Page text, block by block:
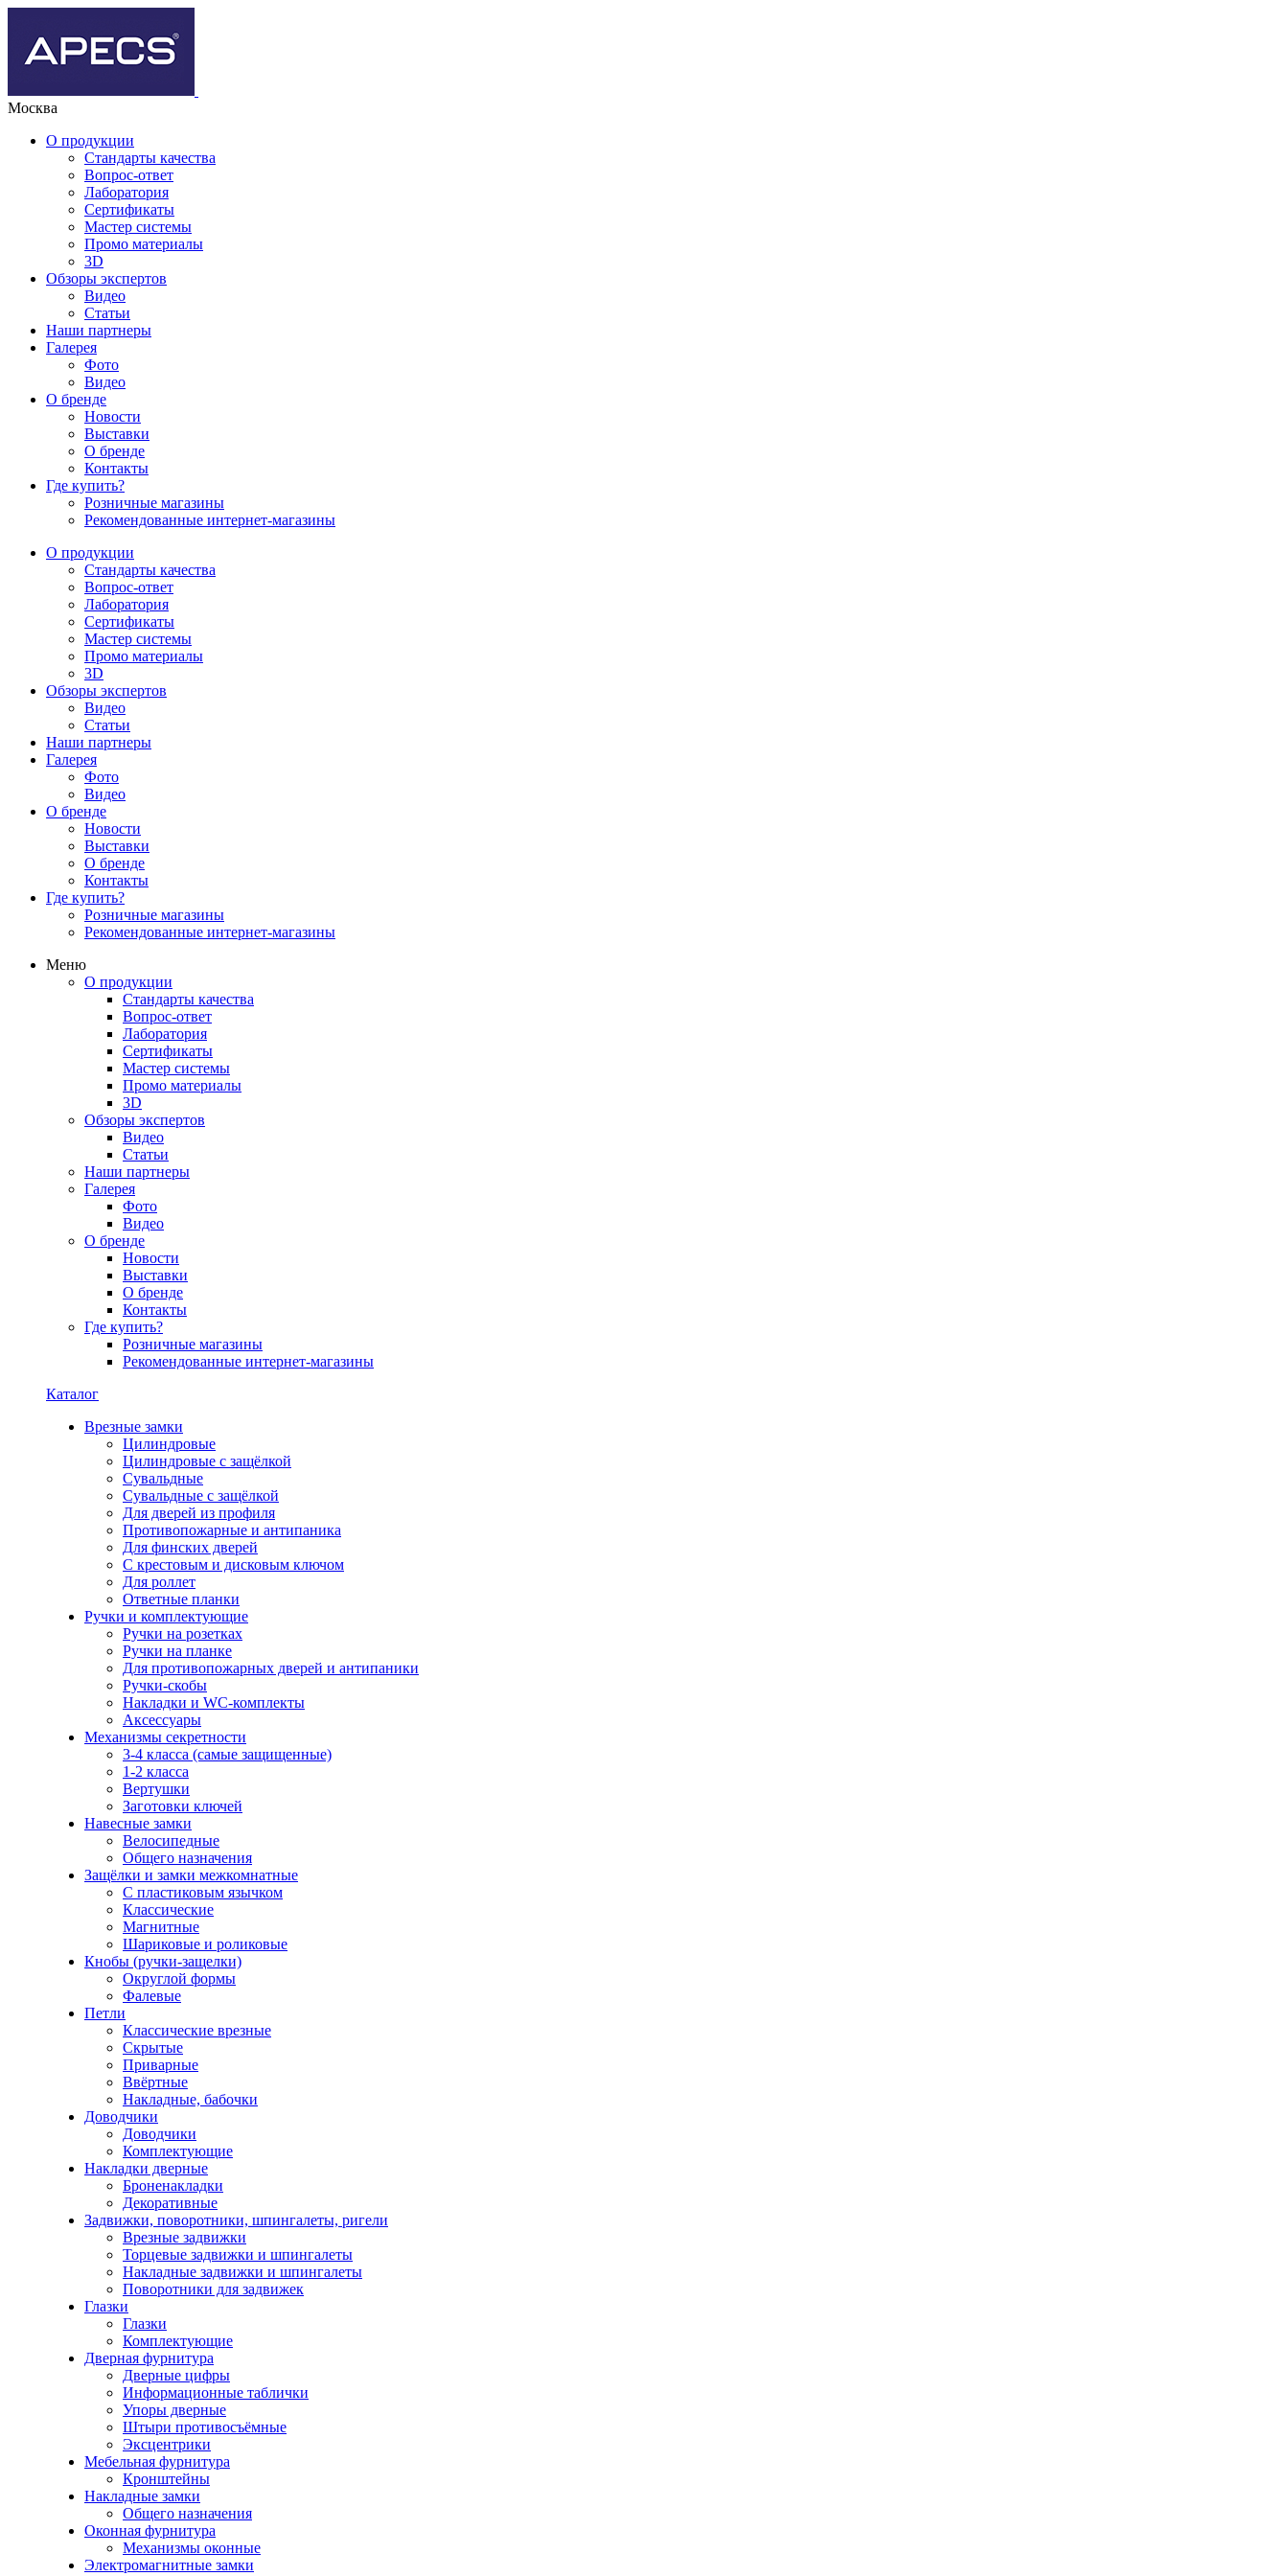
Москва
О продукции
Стандарты качества
Вопрос-ответ
Лаборатория
Сертификаты
Мастер системы
Промо материалы
3D
Обзоры экспертов
Видео
Статьи
Наши партнеры
Галерея
Фото
Видео
О бренде
Новости
Выставки
О бренде
Контакты
Где купить?
Розничные магазины
Рекомендованные интернет-магазины
О продукции
Стандарты качества
Вопрос-ответ
Лаборатория
Сертификаты
Мастер системы
Промо материалы
3D
Обзоры экспертов
Видео
Статьи
Наши партнеры
Галерея
Фото
Видео
О бренде
Новости
Выставки
О бренде
Контакты
Где купить?
Розничные магазины
Рекомендованные интернет-магазины
Меню
О продукции
Стандарты качества
Вопрос-ответ
Лаборатория
Сертификаты
Мастер системы
Промо материалы
3D
Обзоры экспертов
Видео
Статьи
Наши партнеры
Галерея
Фото
Видео
О бренде
Новости
Выставки
О бренде
Контакты
Где купить?
Розничные магазины
Рекомендованные интернет-магазины
Каталог
Врезные замки
Цилиндровые
Цилиндровые с защёлкой
Сувальдные
Сувальдные с защёлкой
Для дверей из профиля
Противопожарные и антипаника
Для финских дверей
С крестовым и дисковым ключом
Для роллет
Ответные планки
Ручки и комплектующие
Ручки на розетках
Ручки на планке
Для противопожарных дверей и антипаники
Ручки-скобы
Накладки и WC-комплекты
Аксессуары
Механизмы секретности
3-4 класса (самые защищенные)
1-2 класса
Вертушки
Заготовки ключей
Навесные замки
Велосипедные
Общего назначения
Защёлки и замки межкомнатные
С пластиковым язычком
Классические
Магнитные
Шариковые и роликовые
Кнобы (ручки-защелки)
Округлой формы
Фалевые
Петли
Классические врезные
Скрытые
Приварные
Ввёртные
Накладные, бабочки
Доводчики
Доводчики
Комплектующие
Накладки дверные
Броненакладки
Декоративные
Задвижки, поворотники, шпингалеты, ригели
Врезные задвижки
Торцевые задвижки и шпингалеты
Накладные задвижки и шпингалеты
Поворотники для задвижек
Глазки
Глазки
Комплектующие
Дверная фурнитура
Дверные цифры
Информационные таблички
Упоры дверные
Штыри противосъёмные
Эксцентрики
Мебельная фурнитура
Кронштейны
Накладные замки
Общего назначения
Оконная фурнитура
Механизмы оконные
Электромагнитные замки